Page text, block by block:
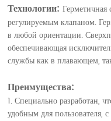
Технологии:Герметичная
регулируемым клапаном.
в любой ориентации.
обеспечивающая
службы как в плавающем,
Преимущества:
1. Специально разработан,
удобным для пользователя,